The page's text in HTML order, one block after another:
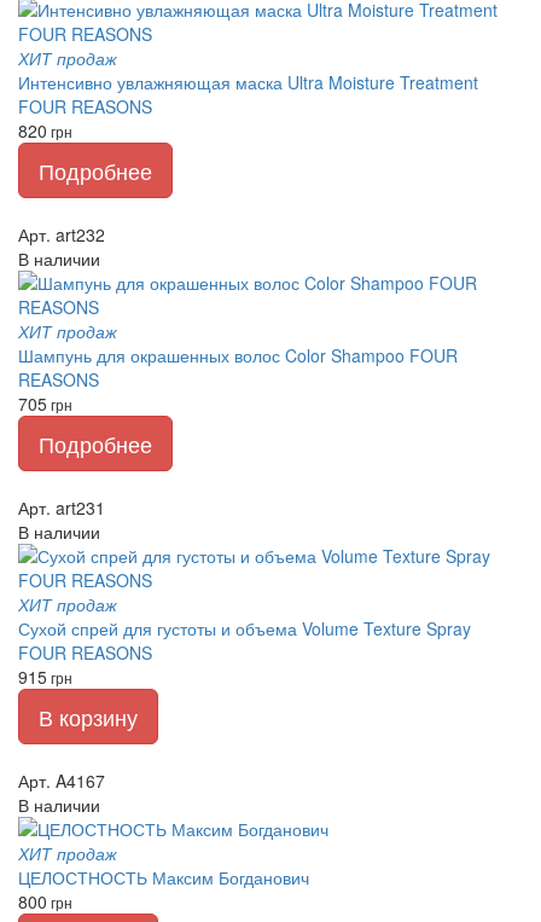
ХИТ продаж
Интенсивно увлажняющая маска Ultra Moisture Treatment
FOUR REASONS
820 грн
Подробнее
Арт. art232
В наличии
ХИТ продаж
Шампунь для окрашенных волос Color Shampoo FOUR
REASONS
705грн
Подробнее
Арт. art231
В наличии
ХИТ продаж
Сухой спрей для густоты и объема Volume Texture Spray
FOUR REASONS
915грн
В корзину
Арт. A4167
В наличии
ХИТ продаж
ЦЕЛОСТНОСТЬ Максим Богданович
800 грн